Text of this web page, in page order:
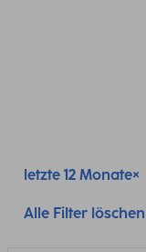
letzte 12 Monate
Alle Filter löschen